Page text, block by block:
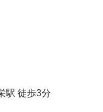
駅 徒歩3分